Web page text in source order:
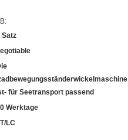
Satz
für Seetransport passend
Werktage
LC